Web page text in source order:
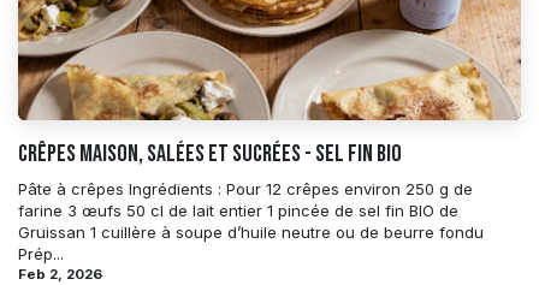
Crêpes maison, salées et sucrées - Sel Fin BIO
Pâte à crêpes Ingrédients : Pour 12 crêpes environ 250 g de
farine 3 œufs 50 cl de lait entier 1 pincée de sel fin BIO de
Gruissan 1 cuillère à soupe d’huile neutre ou de beurre fondu ​ ​ ​ ​ ​ ​
Prép...
Feb 2, 2026